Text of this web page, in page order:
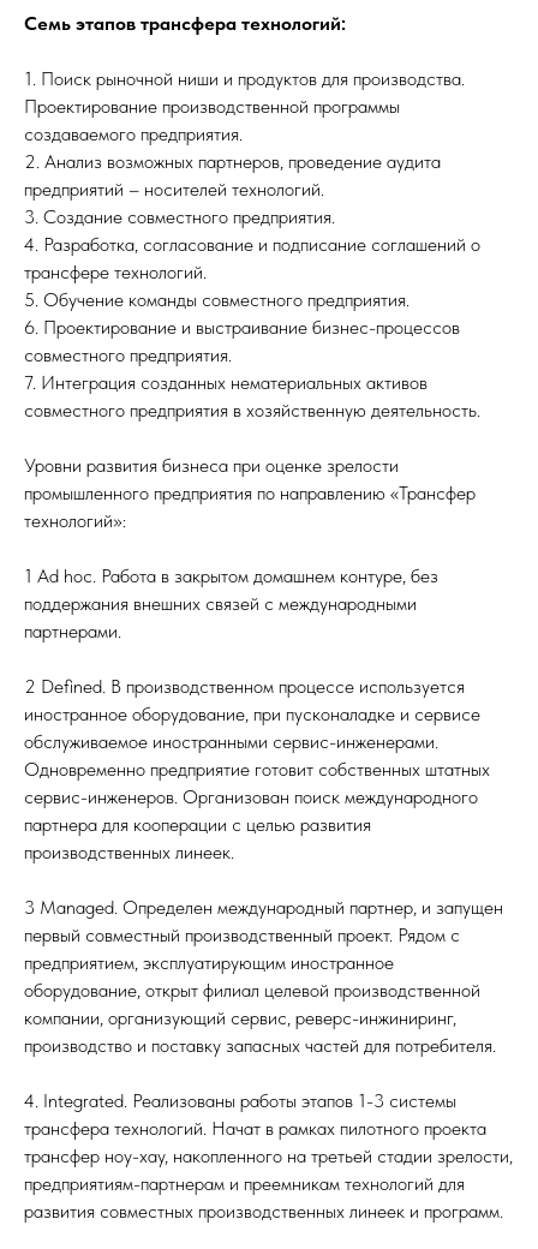
Семь этапов трансфера технологий:
1. Поиск рыночной ниши и продуктов для производства.
Проектирование производственной программы
создаваемого предприятия.
2. Анализ возможных партнеров, проведение аудита
предприятий – носителей технологий.
3. Создание совместного предприятия.
4. Разработка, согласование и подписание соглашений о
трансфере технологий.
5. Обучение команды совместного предприятия.
6. Проектирование и выстраивание бизнес-процессов
совместного предприятия.
7. Интеграция созданных нематериальных активов
совместного предприятия в хозяйственную деятельность.
Уровни развития бизнеса при оценке зрелости
промышленного предприятия по направлению «Трансфер
технологий»:
1 Ad hoc. Работа в закрытом домашнем контуре, без
поддержания внешних связей с международными
партнерами.
2 Defined. В производственном процессе используется
иностранное оборудование, при пусконаладке и сервисе
обслуживаемое иностранными сервис-инженерами.
Одновременно предприятие готовит собственных штатных
сервис-инженеров. Организован поиск международного
партнера для кооперации с целью развития
производственных линеек.
3 Managed. Определен международный партнер, и запущен
первый совместный производственный проект. Рядом с
предприятием, эксплуатирующим иностранное
оборудование, открыт филиал целевой производственной
компании, организующий сервис, реверс-инжиниринг,
производство и поставку запасных частей для потребителя.
4. Integrated. Реализованы работы этапов 1-3 системы
трансфера технологий. Начат в рамках пилотного проекта
трансфер ноу-хау, накопленного на третьей стадии зрелости,
предприятиям-партнерам и преемникам технологий для
развития совместных производственных линеек и программ.